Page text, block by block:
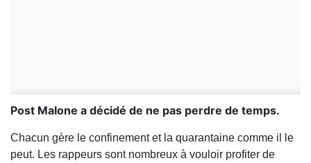
Post Malone a décidé de ne pas perdre de temps.
Chacun gère le confinement et la quarantaine comme il le
peut. Les rappeurs sont nombreux à vouloir profiter de